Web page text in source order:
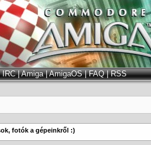
IRC|Amiga|AmigaOS|FAQ|RSS
fotók a gépeinkről :)